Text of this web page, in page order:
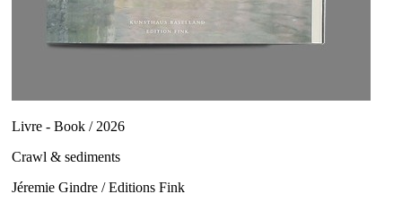
Livre - Book / 2026
Crawl & sediments
Jéremie Gindre / Editions Fink